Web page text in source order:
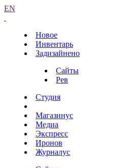
EN
Новое
Инвентарь
Задизайнено
Сайты
Рев
Студия
Магазинус
Медиа
Экспресс
Иронов
Журналус